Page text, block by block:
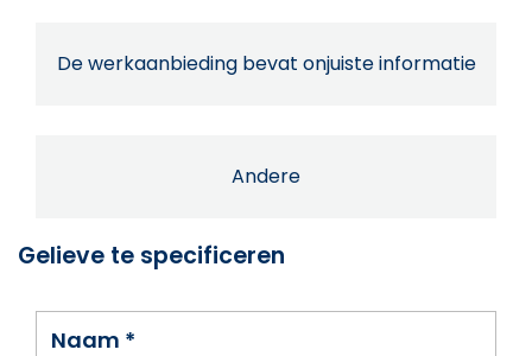
De werkaanbieding bevat onjuiste informatie
Andere
Gelieve te specificeren
Naam *